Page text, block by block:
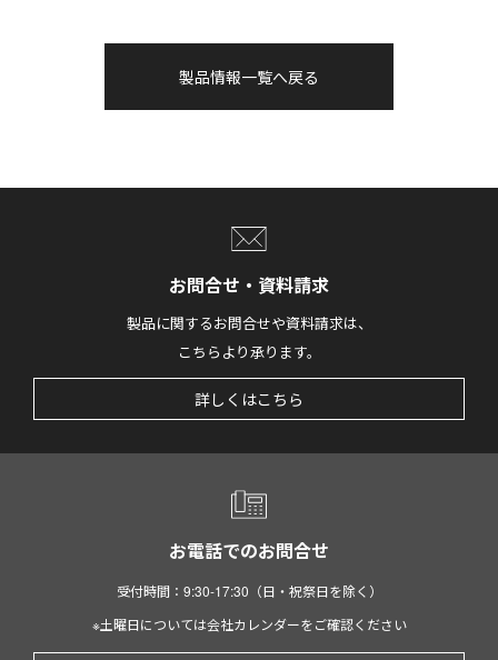
製品情報一覧へ戻る
お問合せ・資料請求
製品に関するお問合せや資料請求は、
こちらより承ります。
詳しくはこちら
お電話でのお問合せ
受付時間：9:30-17:30（日・祝祭日を除く）
※土曜日については会社カレンダーをご確認ください